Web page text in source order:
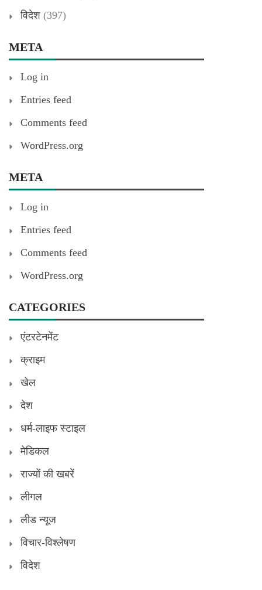
विदेश (397)
META
Log in
Entries feed
Comments feed
WordPress.org
META
Log in
Entries feed
Comments feed
WordPress.org
CATEGORIES
एंटरटेनमेंट
क्राइम
खेल
देश
धर्म-लाइफ स्टाइल
मेडिकल
राज्यों की खबरें
लीगल
लीड न्यूज
विचार-विश्लेषण
विदेश